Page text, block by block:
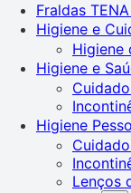
Fraldas TENA
Higiene e
Higiene
Higiene e
Higiene
Lenços